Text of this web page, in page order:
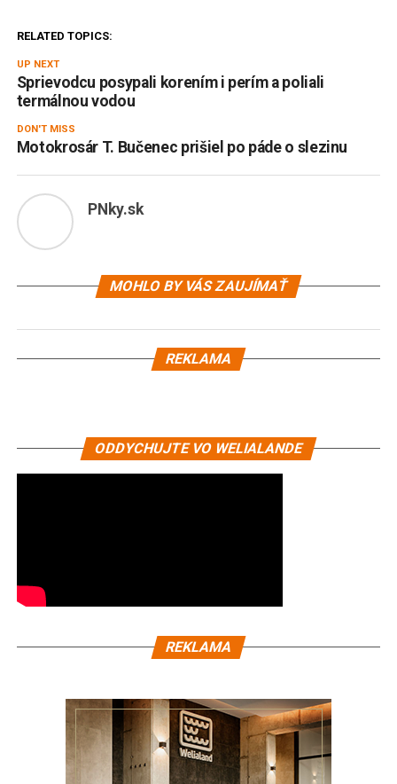
RELATED TOPICS:
UP NEXT
Sprievodcu posypali korením i perím a poliali
termálnou vodou
DON'T MISS
Motokrosár T. Bučenec prišiel po páde o slezinu
PNky.sk
MOHLO BY VÁS ZAUJÍMAŤ
REKLAMA
ODDYCHUJTE VO WELIALANDE
REKLAMA